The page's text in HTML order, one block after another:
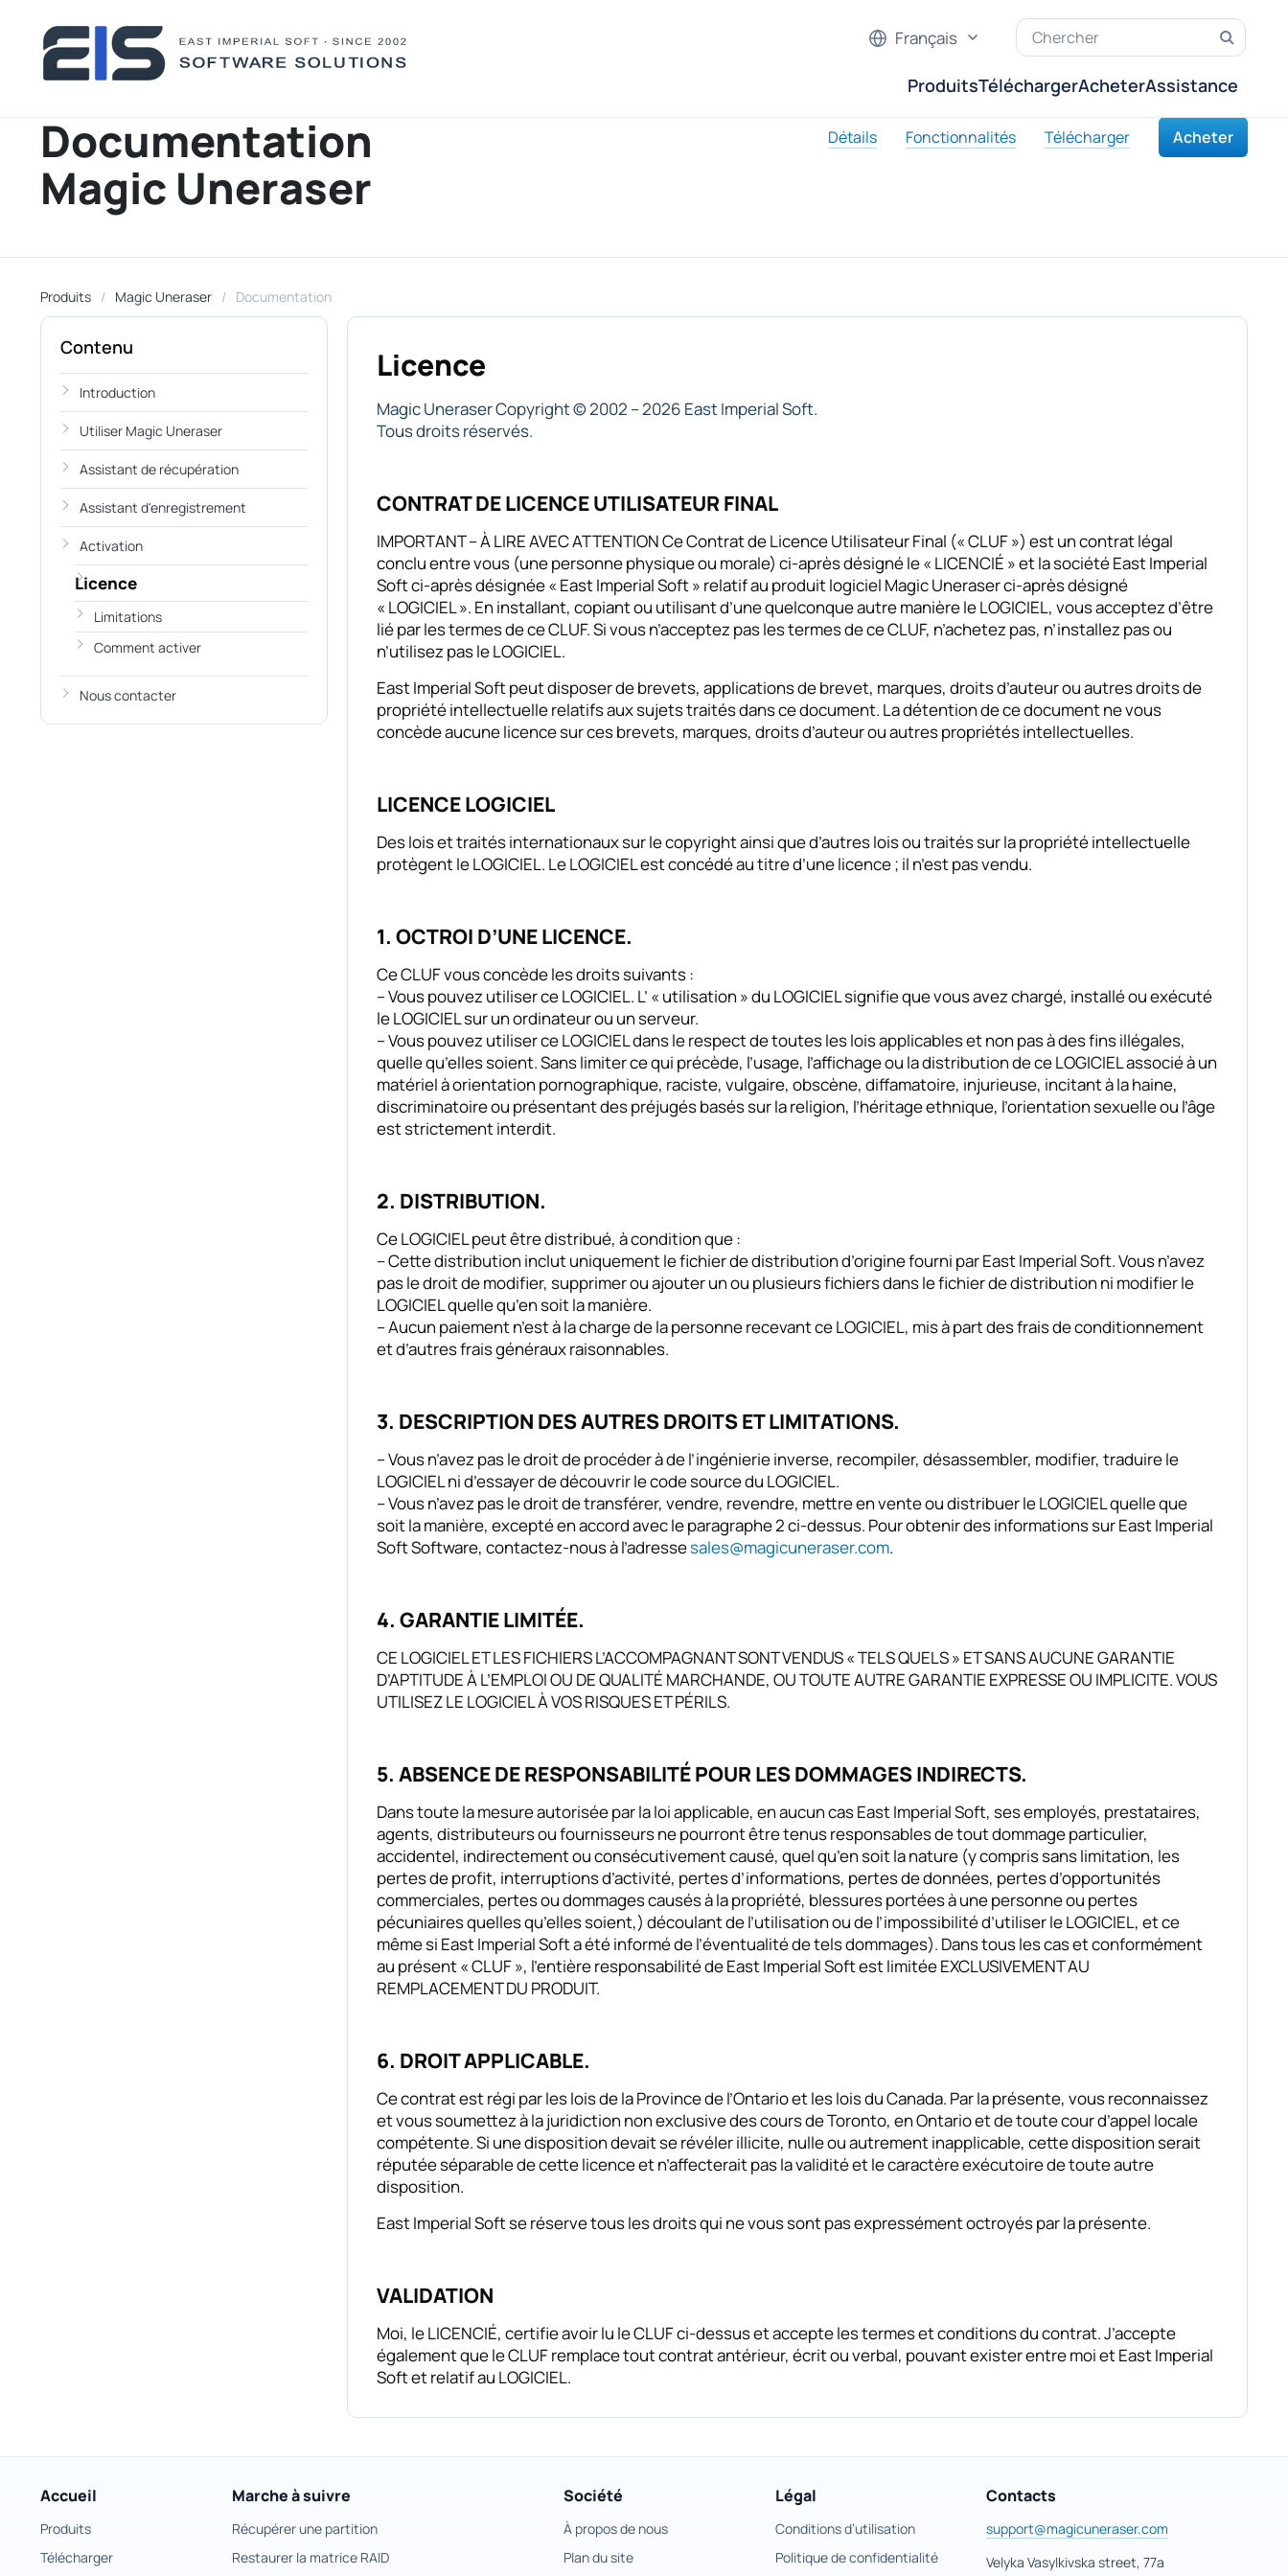
ProduitsTéléchargerAcheterAssistance
Français
Documentation
Magic Uneraser
Détails Fonctionnalités Télécharger Acheter
Produits Magic Uneraser Documentation
Licence
Magic Uneraser Copyright © 2002 – 2026 East Imperial Soft.
Tous droits réservés.
CONTRAT DE LICENCE UTILISATEUR FINAL
IMPORTANT – À LIRE AVEC ATTENTION Ce Contrat de Licence Utilisateur Final (« CLUF ») est un contrat légal
conclu entre vous (une personne physique ou morale) ci-après désigné le « LICENCIÉ » et la société East Imperial
Soft ci-après désignée « East Imperial Soft » relatif au produit logiciel Magic Uneraser ci-après désigné
« LOGICIEL ». En installant, copiant ou utilisant d’une quelconque autre manière le LOGICIEL, vous acceptez d’être
lié par les termes de ce CLUF. Si vous n’acceptez pas les termes de ce CLUF, n’achetez pas, n’installez pas ou
n’utilisez pas le LOGICIEL.
East Imperial Soft peut disposer de brevets, applications de brevet, marques, droits d’auteur ou autres droits de
propriété intellectuelle relatifs aux sujets traités dans ce document. La détention de ce document ne vous
concède aucune licence sur ces brevets, marques, droits d’auteur ou autres propriétés intellectuelles.
LICENCE LOGICIEL
Des lois et traités internationaux sur le copyright ainsi que d’autres lois ou traités sur la propriété intellectuelle
protègent le LOGICIEL. Le LOGICIEL est concédé au titre d’une licence ; il n’est pas vendu.
1. OCTROI D’UNE LICENCE.
Ce CLUF vous concède les droits suivants :
– Vous pouvez utiliser ce LOGICIEL. L’ « utilisation » du LOGICIEL signifie que vous avez chargé, installé ou exécuté
le LOGICIEL sur un ordinateur ou un serveur.
– Vous pouvez utiliser ce LOGICIEL dans le respect de toutes les lois applicables et non pas à des fins illégales,
quelle qu’elles soient. Sans limiter ce qui précède, l’usage, l’affichage ou la distribution de ce LOGICIEL associé à un
matériel à orientation pornographique, raciste, vulgaire, obscène, diffamatoire, injurieuse, incitant à la haine,
discriminatoire ou présentant des préjugés basés sur la religion, l’héritage ethnique, l’orientation sexuelle ou l’âge
est strictement interdit.
2. DISTRIBUTION.
Ce LOGICIEL peut être distribué, à condition que :
– Cette distribution inclut uniquement le fichier de distribution d’origine fourni par East Imperial Soft. Vous n’avez
pas le droit de modifier, supprimer ou ajouter un ou plusieurs fichiers dans le fichier de distribution ni modifier le
LOGICIEL quelle qu’en soit la manière.
– Aucun paiement n’est à la charge de la personne recevant ce LOGICIEL, mis à part des frais de conditionnement
et d’autres frais généraux raisonnables.
3. DESCRIPTION DES AUTRES DROITS ET LIMITATIONS.
– Vous n’avez pas le droit de procéder à de l’ingénierie inverse, recompiler, désassembler, modifier, traduire le
LOGICIEL ni d’essayer de découvrir le code source du LOGICIEL.
– Vous n’avez pas le droit de transférer, vendre, revendre, mettre en vente ou distribuer le LOGICIEL quelle que
soit la manière, excepté en accord avec le paragraphe 2 ci-dessus. Pour obtenir des informations sur East Imperial
Soft Software, contactez-nous à l’adressesales@magicuneraser.com.
4. GARANTIE LIMITÉE.
CE LOGICIEL ET LES FICHIERS L’ACCOMPAGNANT SONT VENDUS « TELS QUELS » ET SANS AUCUNE GARANTIE
D’APTITUDE À L’EMPLOI OU DE QUALITÉ MARCHANDE, OU TOUTE AUTRE GARANTIE EXPRESSE OU IMPLICITE. VOUS
UTILISEZ LE LOGICIEL À VOS RISQUES ET PÉRILS.
5. ABSENCE DE RESPONSABILITÉ POUR LES DOMMAGES INDIRECTS.
Dans toute la mesure autorisée par la loi applicable, en aucun cas East Imperial Soft, ses employés, prestataires,
agents, distributeurs ou fournisseurs ne pourront être tenus responsables de tout dommage particulier,
accidentel, indirectement ou consécutivement causé, quel qu’en soit la nature (y compris sans limitation, les
pertes de profit, interruptions d’activité, pertes d’informations, pertes de données, pertes d’opportunités
commerciales, pertes ou dommages causés à la propriété, blessures portées à une personne ou pertes
pécuniaires quelles qu’elles soient,) découlant de l’utilisation ou de l’impossibilité d’utiliser le LOGICIEL, et ce
même si East Imperial Soft a été informé de l’éventualité de tels dommages). Dans tous les cas et conformément
au présent « CLUF », l’entière responsabilité de East Imperial Soft est limitée EXCLUSIVEMENT AU
REMPLACEMENT DU PRODUIT.
6. DROIT APPLICABLE.
Ce contrat est régi par les lois de la Province de l’Ontario et les lois du Canada. Par la présente, vous reconnaissez
et vous soumettez à la juridiction non exclusive des cours de Toronto, en Ontario et de toute cour d’appel locale
compétente. Si une disposition devait se révéler illicite, nulle ou autrement inapplicable, cette disposition serait
réputée séparable de cette licence et n’affecterait pas la validité et le caractère exécutoire de toute autre
disposition.
East Imperial Soft se réserve tous les droits qui ne vous sont pas expressément octroyés par la présente.
VALIDATION
Moi, le LICENCIÉ, certifie avoir lu le CLUF ci-dessus et accepte les termes et conditions du contrat. J’accepte
également que le CLUF remplace tout contrat antérieur, écrit ou verbal, pouvant exister entre moi et East Imperial
Soft et relatif au LOGICIEL.
Contenu
Introduction
Utiliser Magic Uneraser
Assistant de récupération
Assistant d'enregistrement
Activation
Licence
Limitations
Comment activer
Nous contacter
Accueil
Produits
Télécharger
Marche à suivre
Récupérer une partition
Restaurer la matrice RAID
Société
À propos de nous
Plan du site
Légal
Conditions d’utilisation
Politique de confidentialité
Contacts
support@magicuneraser.com
Velyka Vasylkivska street, 77a